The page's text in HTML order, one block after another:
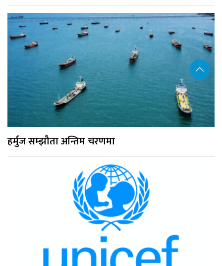
हर्मुज सम्झौता अन्तिम चरणमा